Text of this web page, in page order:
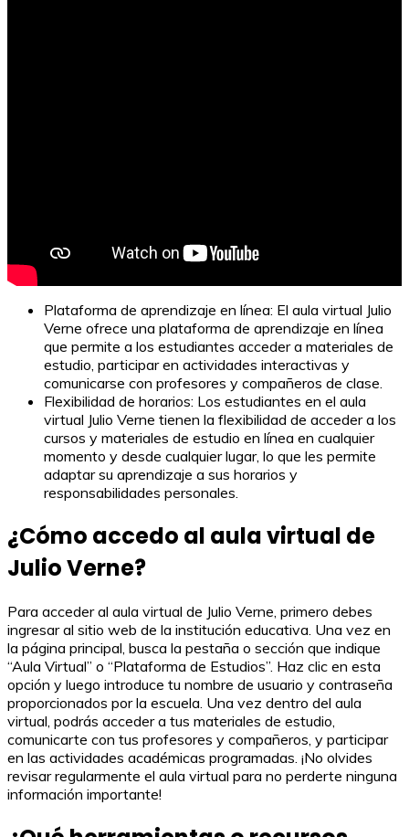
Plataforma de aprendizaje en línea: El aula virtual Julio
Verne ofrece una plataforma de aprendizaje en línea
que permite a los estudiantes acceder a materiales de
estudio, participar en actividades interactivas y
comunicarse con profesores y compañeros de clase.
Flexibilidad de horarios: Los estudiantes en el aula
virtual Julio Verne tienen la flexibilidad de acceder a los
cursos y materiales de estudio en línea en cualquier
momento y desde cualquier lugar, lo que les permite
adaptar su aprendizaje a sus horarios y
responsabilidades personales.
¿Cómo accedo al aula virtual de
Julio Verne?
Para acceder al aula virtual de Julio Verne, primero debes
ingresar al sitio web de la institución educativa. Una vez en
la página principal, busca la pestaña o sección que indique
“Aula Virtual” o “Plataforma de Estudios”. Haz clic en esta
opción y luego introduce tu nombre de usuario y contraseña
proporcionados por la escuela. Una vez dentro del aula
virtual, podrás acceder a tus materiales de estudio,
comunicarte con tus profesores y compañeros, y participar
en las actividades académicas programadas. ¡No olvides
revisar regularmente el aula virtual para no perderte ninguna
información importante!